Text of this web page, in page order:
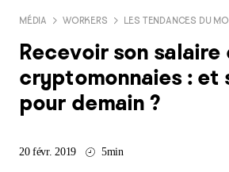
LES TENDANCES DU
WORKERS
MÉDIA
Recevoir son salaire
cryptomonnaies : et
pour demain ?
20 févr. 2019 5min